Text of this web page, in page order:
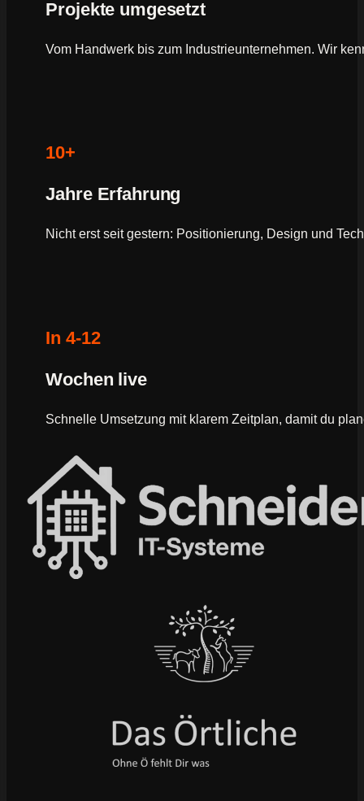
Projekte umgesetzt
Vom Handwerk bis zum Industrieunternehmen. Wir
10+
Jahre Erfahrung
Nicht erst seit gestern: Positionierung, Design und
In 4-12
Wochen live
Schnelle Umsetzung mit klarem Zeitplan, damit du